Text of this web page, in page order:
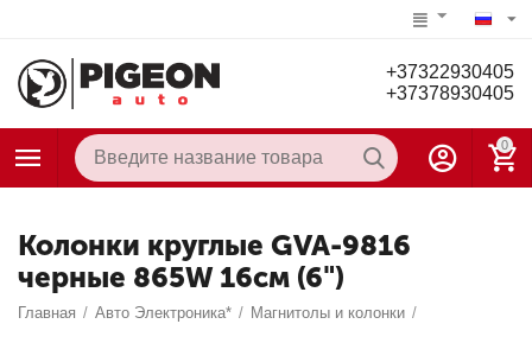
+37322930405
+37378930405
0
Колонки круглые GVA-9816
черные 865W 16см (6")
Главная / Авто Электроника* / Магнитолы и колонки /